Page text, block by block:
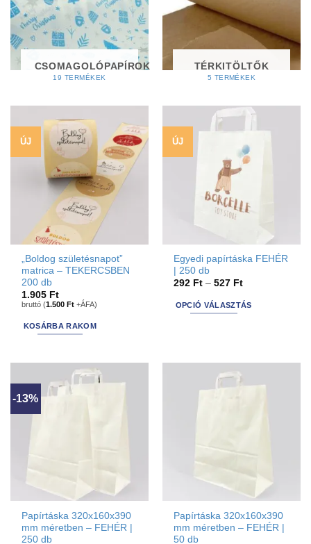
CSOMAGOLÓPAPÍROK
19 TERMÉKEK
TÉRKITÖLTŐK
5 TERMÉKEK
ÚJ
„Boldog születésnapot”
matrica – TEKERCSBEN
200 db
1.905 Ft
bruttó (1.500 Ft +ÁFA)
KOSÁRBA RAKOM
ÚJ
Egyedi papírtáska FEHÉR
| 250 db
292 Ft – 527 FtÁrtartomány:
-
527 Ft
OPCIÓ VÁLASZTÁS
options
-13%
Papírtáska 320x160x390
mm méretben – FEHÉR |
250 db
Papírtáska 320x160x390
mm méretben – FEHÉR |
50 db